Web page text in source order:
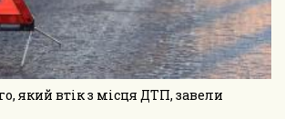
який втік з місця ДТП, завели